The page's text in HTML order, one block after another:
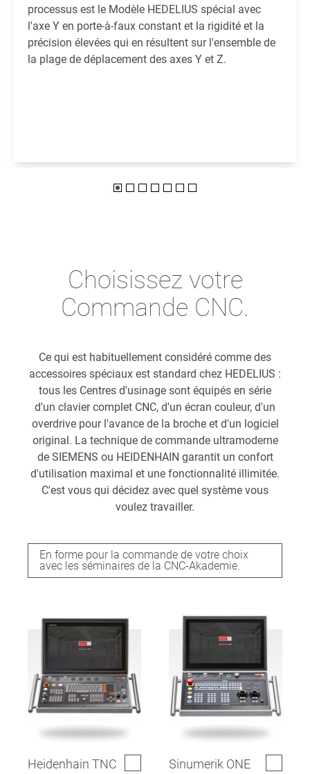
processus est le Modèle HEDELIUS spécial avec
l'axe Y en porte-à-faux constant et la rigidité et la
précision élevées qui en résultent sur l'ensemble de
la plage de déplacement des axes Y et Z.
Choisissez votre
Commande CNC.
Ce qui est habituellement considéré comme des
accessoires spéciaux est standard chez HEDELIUS :
tous les Centres d'usinage sont équipés en série
d'un clavier complet CNC, d'un écran couleur, d'un
overdrive pour l'avance de la broche et d'un logiciel
original. La technique de commande ultramoderne
de SIEMENS ou HEIDENHAIN garantit un confort
d'utilisation maximal et une fonctionnalité illimitée.
C'est vous qui décidez avec quel système vous
voulez travailler.
En forme pour la commande de votre choix
avec les séminaires de la CNC-Akademie.
Heidenhain TNC
Sinumerik ONE